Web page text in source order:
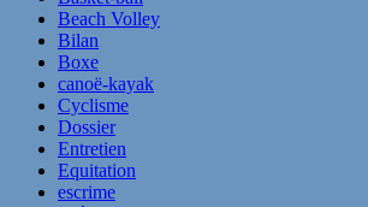
Beach Volley
Bilan
Boxe
canoë-kayak
Cyclisme
Dossier
Entretien
Equitation
escrime